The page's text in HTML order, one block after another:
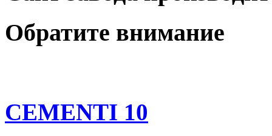
Обратите внимание
CEMENTI 10